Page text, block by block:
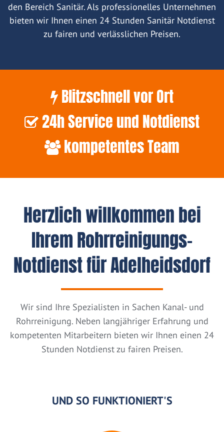
den Bereich Sanitär. Als professionelles Unternehmen
bieten wir Ihnen einen 24 Stunden Sanitär Notdienst
zu fairen und verlässlichen Preisen.
Blitzschnell vor Ort
24h Service und Notdienst
kompetentes Team
Herzlich willkommen bei
Ihrem Rohrreinigungs-
Notdienst für Adelheidsdorf
Wir sind Ihre Spezialisten in Sachen Kanal- und
Rohrreinigung. Neben langjähriger Erfahrung und
kompetenten Mitarbeitern bieten wir Ihnen einen 24
Stunden Notdienst zu fairen Preisen.
UND SO FUNKTIONIERT'S